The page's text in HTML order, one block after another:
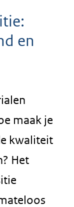
en
maak je
kwaliteit
Het